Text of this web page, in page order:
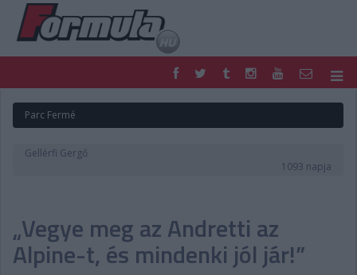
FORMULA
MOTOR
NEMZETKÖZI
DIGITÁLIS MAGAZIN
PONTÁLLÁSOK
VERSENYNAPTÁRAK
Parc Fermé
Gellérfi Gergő
1093 napja
„Vegye meg az Andretti az
Alpine-t, és mindenki jól jár!”